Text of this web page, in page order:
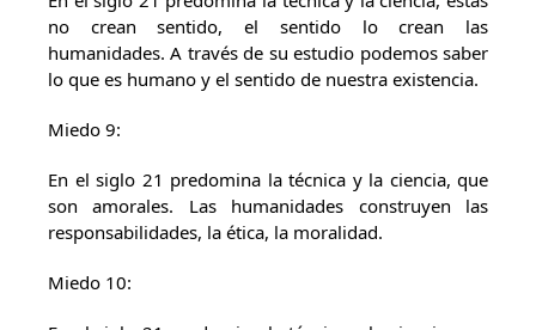
no crean sentido, el sentido lo crean las
humanidades. A través de su estudio podemos saber
lo que es humano y el sentido de nuestra existencia.
Miedo 9:
En el siglo 21 predomina la técnica y la ciencia, que
son amorales. Las humanidades construyen las
responsabilidades, la ética, la moralidad.
Miedo 10: